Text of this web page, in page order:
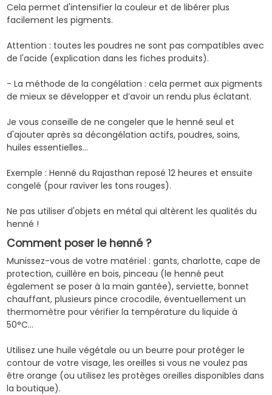
Cela permet d'intensifier la couleur et de libérer plus
facilement les pigments.
Attention : toutes les poudres ne sont pas compatibles avec
de l'acide (explication dans les fiches produits).
- La méthode de la congélation : cela permet aux pigments
de mieux se développer et d’avoir un rendu plus éclatant.
Je vous conseille de ne congeler que le henné seul et
d'ajouter après sa décongélation actifs, poudres, soins,
huiles essentielles…
Exemple : Henné du Rajasthan reposé 12 heures et ensuite
congelé (pour raviver les tons rouges).
Ne pas utiliser d'objets en métal qui altèrent les qualités du
henné !
Comment poser le henné ?
Munissez-vous de votre matériel : gants, charlotte, cape de
protection, cuillère en bois, pinceau (le henné peut
également se poser à la main gantée), serviette, bonnet
chauffant, plusieurs pince crocodile, éventuellement un
thermomètre pour vérifier la température du liquide à
50°C…
Utilisez une huile végétale ou un beurre pour protéger le
contour de votre visage, les oreilles si vous ne voulez pas
être orange (ou utilisez les protèges oreilles disponibles dans
la boutique).